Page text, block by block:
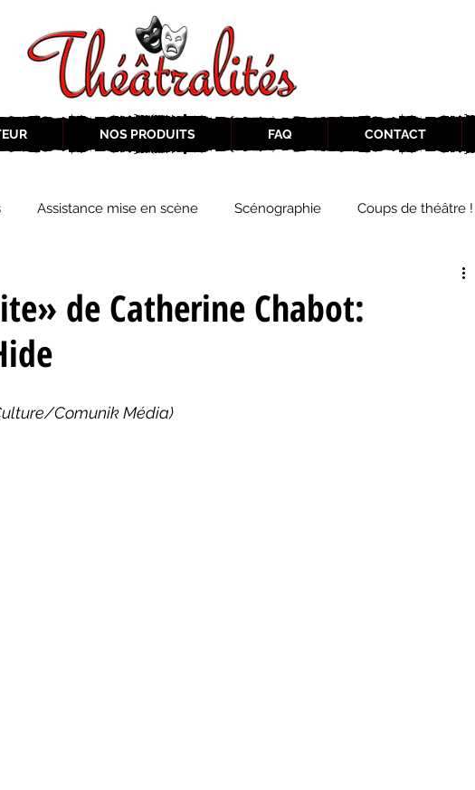
NOS PRODUITS FAQ CONTACT
Assistance mise en scène Scénographie Coups de théâtre !
2020-2021
de Catherine Chabot:
Comunik Média)